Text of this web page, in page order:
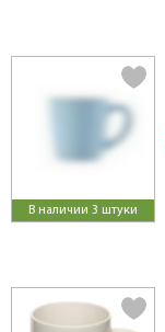
В наличии 3 штуки